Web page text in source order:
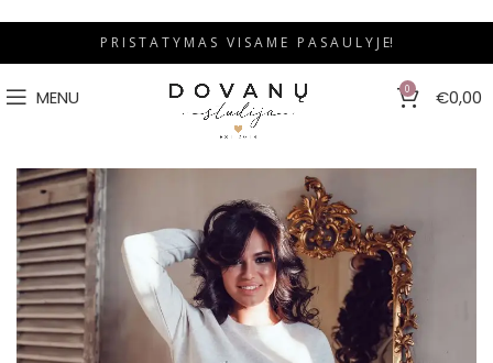
P R I S T A T Y M A S V I S A M E P A S A U L Y J E!
MENU 0 €0,00